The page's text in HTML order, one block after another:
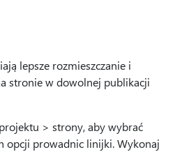
lepsze rozmieszczanie i
stronie w dowolnej publikacji
> strony, aby wybrać
opcji prowadnic linijki. Wykonaj